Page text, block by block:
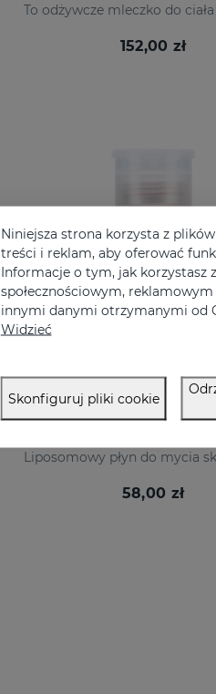
152,00 zł
58,00 zł
Niniejsza strona korzysta z
treści i reklam, aby oferować
Informacje o tym, jak korzystasz
społecznościowym,
innymi danymi otrzymanymi od
Widzieć
Skonfiguruj pliki cookie